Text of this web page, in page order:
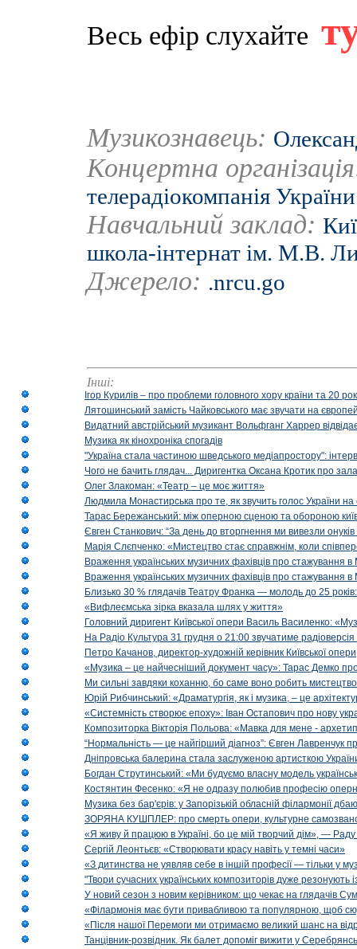
Весь ефір слухайте
Музикознавець:
Концертна
телерадіокомпанія України
Навчальний заклад:
школа-інтернат ім. М.В.
Джерело: .nrcu.go
Інші:
Ігор Курилів – про проблеми головного хору країни та 20
Лятошинський замість Чайковського має звучати на
Видатний австрійський музикант Вольфганг Харрер
Музика як кінохроніка спогадів
"Україна стала частиною шведського медіапростору":
Чого не бачить глядач... Диригентка Оксана Кротик про
Олег Злакоман: «Театр – це моє життя»
Людмила Монастирська про те, як звучить голос України на
Тарас Бережанський: між оперною сценою та обороною
Євген Станкович: “За день до вторгнення ми вивезли онуків
Марія Слєпченко: «Мистецтво стає справжнім, коли
Враження українських музичних фахівців про стажування
Враження українських музичних фахівців про стажування
Близько 30 % глядачів Театру Франка — молодь до 25
«Вифлеємська зірка вказала шлях у життя»
Головний диригент Київської опери Василь Василенко:
На Радіо Культура 31 грудня о 21:00 звучатиме
Петро Качанов, директор-художній керівник Київської опери
«Музика – це найчесніший документ часу»: Тарас Демко
Ми сильні завдяки коханню, бо саме воно робить
Юрій Рибчинський: «Драматургія, як і музика, – це
«Системність створює епоху»: Іван Остапович про нову
Композиторка Вікторія Польова: «Мавка для мене -
“Нормальність — це найгірший діагноз”: Євген Лавренчук
Дніпровська балерина стала заслуженою артисткою
Богдан Струтинський: «Ми будуємо власну модель
Костянтин Фесенко: «Я не одразу полюбив професію
Музика без бар'єрів: у Запорізькій обласній філармонії
ЗОРЯНА КУШПЛЕР: про смерть опери, культурне
«Я живу й працюю в Україні, бо це мій творчий дім», — Раду
Сергій Леонтьєв: «Створювати красу навіть у темні часи»
«З дитинства не уявляв себе в іншій професії — тільки у
"Твори сучасних українських композиторів дуже резонують
У новий сезон з новим керівником: що чекає на глядачів
«Філармонія має бути привабливою та популярною, щоб
«Після нашої Перемоги ми отримаємо великий шанс на
Танцівник-розвідник. Як балет допоміг вижити у